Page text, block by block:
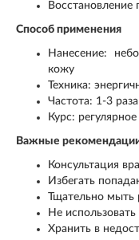
Восстановление
Способ применения
Нанесение:
кожу
Техника:
Частота: 1-3
Курс:
Важные
Консультация
Избегать
Тщательно мыть
Не
Хранить в